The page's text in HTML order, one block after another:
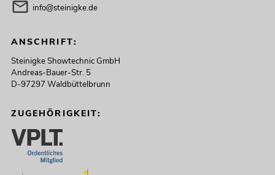
info@steinigke.de
ANSCHRIFT:
Steinigke Showtechnic GmbH
Andreas-Bauer-Str. 5
D-97297 Waldbüttelbrunn
ZUGEHÖRIGKEIT: